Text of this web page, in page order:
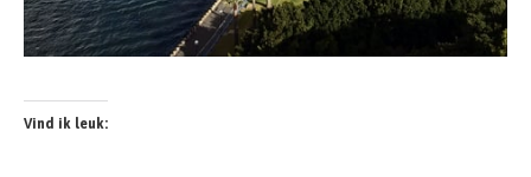
Vind ik leuk: